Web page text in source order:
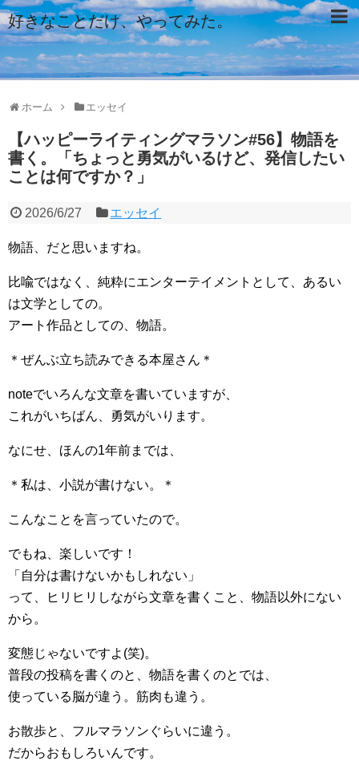
好きなことだけ、やってみた。
ホーム エッセイ
【ハッピーライティングマラソン#56】物語を
書く。「ちょっと勇気がいるけど、発信したい
ことは何ですか？」
2026/6/27 エッセイ
物語、だと思いますね。
比喩ではなく、純粋にエンターテイメントとして、あるい
は文学としての。
アート作品としての、物語。
＊ぜんぶ立ち読みできる本屋さん＊
noteでいろんな文章を書いていますが、
これがいちばん、勇気がいります。
なにせ、ほんの1年前までは、
＊私は、小説が書けない。＊
こんなことを言っていたので。
でもね、楽しいです！
「自分は書けないかもしれない」
って、ヒリヒリしながら文章を書くこと、物語以外にない
から。
変態じゃないですよ(笑)。
普段の投稿を書くのと、物語を書くのとでは、
使っている脳が違う。筋肉も違う。
お散歩と、フルマラソンぐらいに違う。
だからおもしろいんです。